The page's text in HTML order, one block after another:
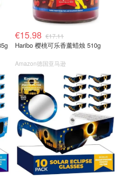
€15.98 €17.11
Haribo 樱桃可乐香薰蜡烛 510g
Amazon德国亚马逊